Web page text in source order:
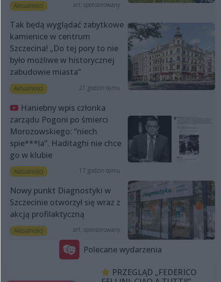
Aktualności art. sponsorowany
Tak będą wyglądać zabytkowe
kamienice w centrum
Szczecina! „Do tej pory to nie
było możliwe w historycznej
zabudowie miasta”
Aktualności 21 godzin temu
Haniebny wpis członka
zarządu Pogoni po śmierci
Morozowskiego: “niech
spie***la”. Haditaghi nie chce
go w klubie
Aktualności 17 godzin temu
Nowy punkt Diagnostyki w
Szczecinie otworzył się wraz z
akcją profilaktyczną
Aktualności art. sponsorowany
Polecane wydarzenia
PRZEGLĄD „FEDERICO